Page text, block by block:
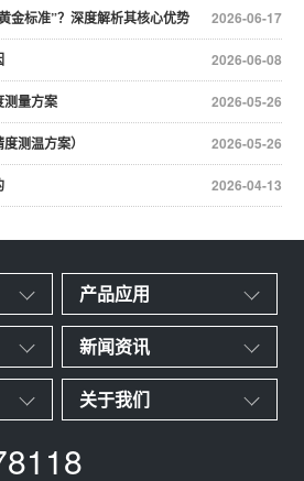
2026-06-17
金标准”？深度解析其核心优势
2026-06-08
2026-05-26
测量方案
2026-05-26
测温方案）
2026-04-13
产品应用
新闻资讯
关于我们